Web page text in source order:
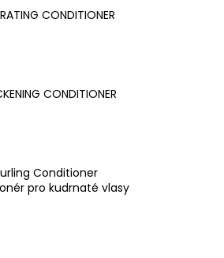
CONDITIONER
CONDITIONER
Conditioner
pro kudrnaté vlasy
HLEDAT